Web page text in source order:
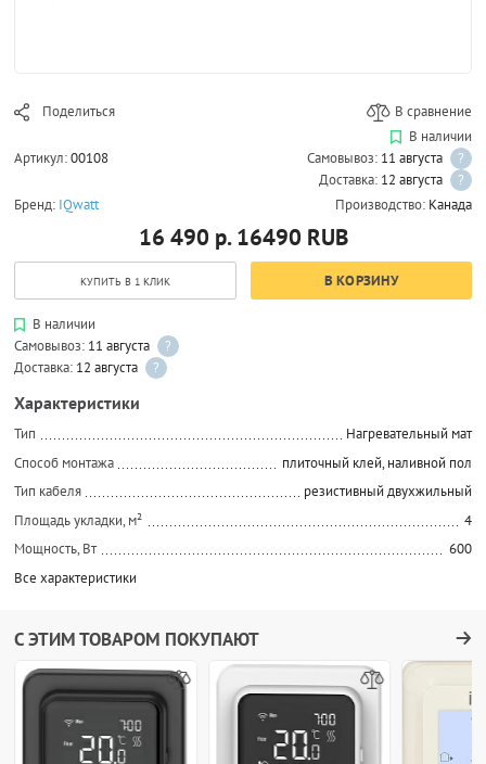
Поделиться В сравнение
Артикул:00108
В наличии
Самовывоз: 11 августа
?
Доставка: 12 августа
?
Бренд: IQwatt Производство: Канада
16 490 р. 16490 RUB
КУПИТЬ В 1 КЛИК В КОРЗИНУ
В наличии
Самовывоз: 11 августа
?
Доставка: 12 августа ?
Характеристики
Тип
Нагревательный мат
Способ монтажа
плиточный клей, наливной пол
Тип кабеля
резистивный двухжильный
Площадь укладки, м²
4
Мощность, Вт
600
Все характеристики
С ЭТИМ ТОВАРОМ ПОКУПАЮТ